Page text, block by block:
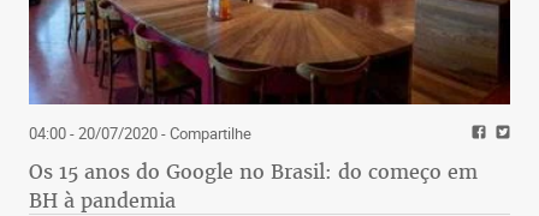
04:00 - 20/07/2020- Compartilhe
Os 15 anos do Google no Brasil: do começo em
BH à pandemia